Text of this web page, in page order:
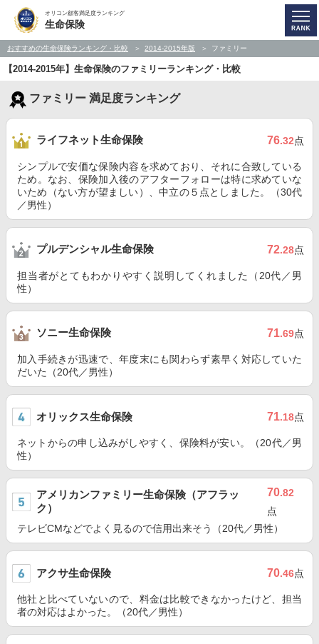
オリコン顧客満足度ランキング
生命保険
おすすめの生命保険ランキング・比較 2014-2015年版 ファミリー
【2014-2015年】生命保険のファミリーランキング・比較
ファミリー 満足度ランキング
ライフネット生命保険 76.32点
シンプルで安価な保険内容を求めており、それに合致している
ため。なお、保険加入後のアフターフォローは特に求めていな
いため（ない方が望ましい）、中立の５点としました。（30代
／男性）
プルデンシャル生命保険 72.28点
担当者がとてもわかりやすく説明してくれました（20代／男
性）
ソニー生命保険 71.69点
加入手続きが迅速で、年度末にも関わらず素早く対応していた
だいた（20代／男性）
オリックス生命保険 71.18点
ネットからの申し込みがしやすく、保険料が安い。（20代／男
性）
アメリカンファミリー生命保険（アフラッ
ク）
70.82
点
テレビCMなどでよく見るので信用出来そう（20代／男性）
アクサ生命保険 70.46点
他社と比べていないので、料金は比較できなかったけど、担当
者の対応はよかった。（20代／男性）